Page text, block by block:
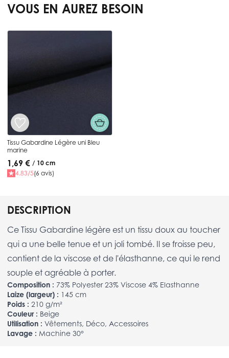
DESCRIPTION
Ce Tissu Gabardine légère est un tissu doux au toucher
qui a une belle tenue et un joli tombé. Il se froisse peu,
contient de la viscose et de l'élasthanne, ce qui le rend
souple et agréable à porter.
Composition : 73% Polyester 23% Viscose 4% Elasthanne
Laize (largeur) : 145 cm
Poids : 210 g/m²
Couleur : Beige
Utilisation : Vêtements, Déco, Accessoires
Lavage : Machine 30°
VOUS EN AUREZ BESOIN
Press to skip carousel
Tissu Gabardine Légère uni Bleu
marine
1,69 € / 10 cm
4.83/5(6 avis)